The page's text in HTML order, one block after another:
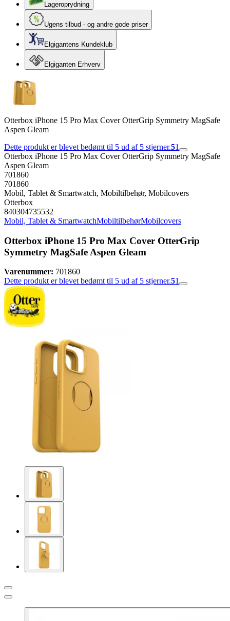
Lageroprydning
Ugens tilbud - og andre gode priser
Elgigantens Kundeklub
Elgiganten Erhverv
Otterbox iPhone 15 Pro Max Cover OtterGrip Symmetry MagSafe
Aspen Gleam
Dette produkt er blevet bedømt til 5 ud af 5 stjerner.51
Otterbox iPhone 15 Pro Max Cover OtterGrip Symmetry MagSafe
Aspen Gleam
701860
701860
Mobil, Tablet & Smartwatch, Mobiltilbehør, Mobilcovers
Otterbox
840304735532
Mobil, Tablet & SmartwatchMobiltilbehørMobilcovers
Otterbox iPhone 15 Pro Max Cover OtterGrip
Symmetry MagSafe Aspen Gleam
Varenummer: 701860
Dette produkt er blevet bedømt til 5 ud af 5 stjerner.51